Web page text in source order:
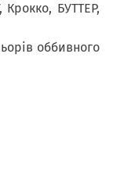
Крокко, БУТТЕР,
оббивного